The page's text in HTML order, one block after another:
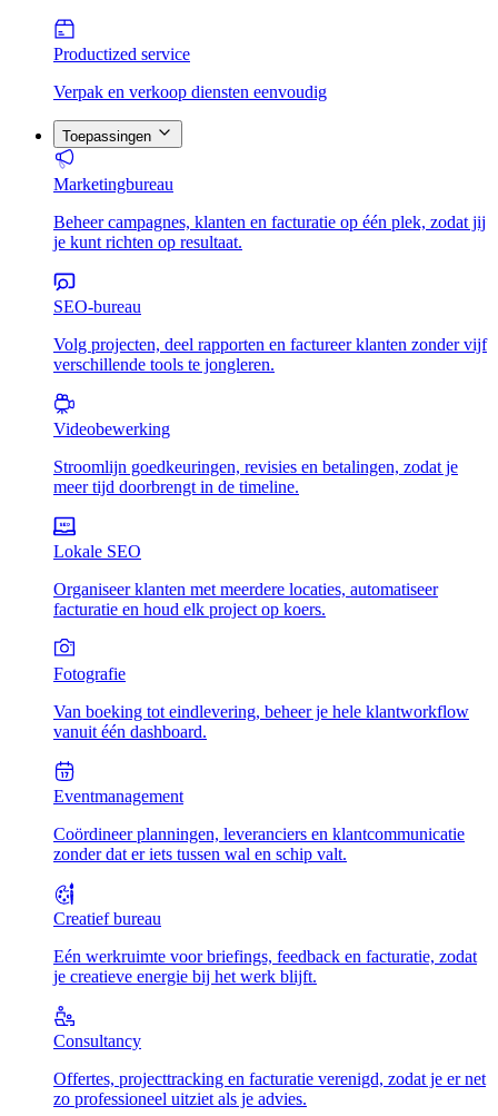
Productized service
Verpak en verkoop diensten eenvoudig
Toepassingen
Marketingbureau
Beheer campagnes, klanten en facturatie op één plek, zodat jij
je kunt richten op resultaat.
SEO-bureau
Volg projecten, deel rapporten en factureer klanten zonder vijf
verschillende tools te jongleren.
Videobewerking
Stroomlijn goedkeuringen, revisies en betalingen, zodat je
meer tijd doorbrengt in de timeline.
Lokale SEO
Organiseer klanten met meerdere locaties, automatiseer
facturatie en houd elk project op koers.
Fotografie
Van boeking tot eindlevering, beheer je hele klantworkflow
vanuit één dashboard.
Eventmanagement
Coördineer planningen, leveranciers en klantcommunicatie
zonder dat er iets tussen wal en schip valt.
Creatief bureau
Eén werkruimte voor briefings, feedback en facturatie, zodat
je creatieve energie bij het werk blijft.
Consultancy
Offertes, projecttracking en facturatie verenigd, zodat je er net
zo professioneel uitziet als je advies.